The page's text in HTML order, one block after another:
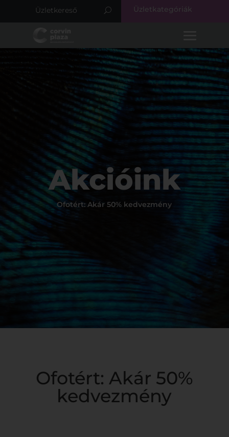
Üzletkategóriák
Akcióink
Ofotért: Akár 50% kedvezmény
Ofotért: Akár 50%
kedvezmény